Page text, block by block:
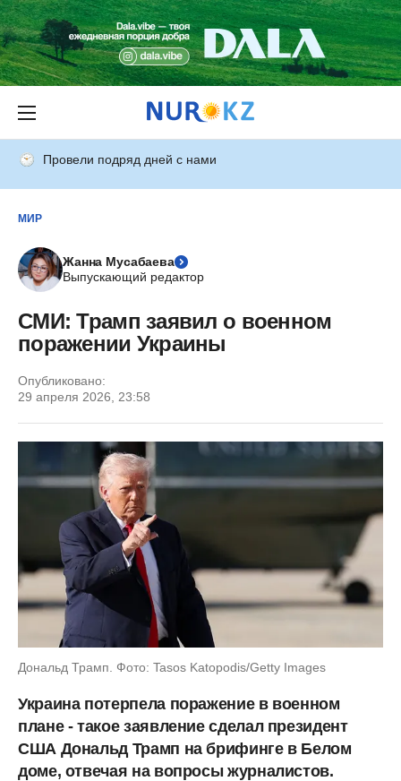
Провели подряд дней с нами
МИР
Жанна Мусабаева
Выпускающий редактор
СМИ: Трамп заявил о военном
поражении Украины
Опубликовано:
29 апреля 2026, 23:58
Дональд Трамп. Фото: Tasos Katopodis/Getty Images
Украина потерпела поражение в военном
плане - такое заявление сделал президент
США Дональд Трамп на брифинге в Белом
доме, отвечая на вопросы журналистов.